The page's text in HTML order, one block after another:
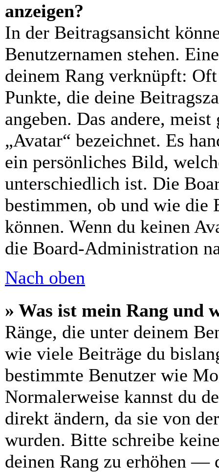
anzeigen?
In der Beitragsansicht
Benutzernamen stehen.
deinem Rang verknüpft:
Punkte, die deine
angeben. Das andere,
„Avatar“ bezeichnet. Es
ein persönliches Bild,
unterschiedlich ist. Die
bestimmen, ob und wie die
können. Wenn du keinen
die Board-Administration
Nach oben
» Was ist mein Rang und
Ränge, die unter deinem
wie viele Beiträge du
bestimmte Benutzer wie
Normalerweise kannst du
direkt ändern, da sie von
wurden. Bitte schreibe
deinen Rang zu erhöhen —